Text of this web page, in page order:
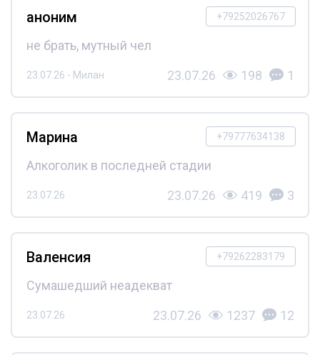
+79252026767
аноним
не брать, мутный чел
23.07.26 - Милан 23.07.26 198 1
+79777634138
Марина
Алкоголик в последней стадии
23.07.26 23.07.26 419 3
+79262283179
Валенсия
Сумашедший неадекват
23.07.26 23.07.26 1237 12